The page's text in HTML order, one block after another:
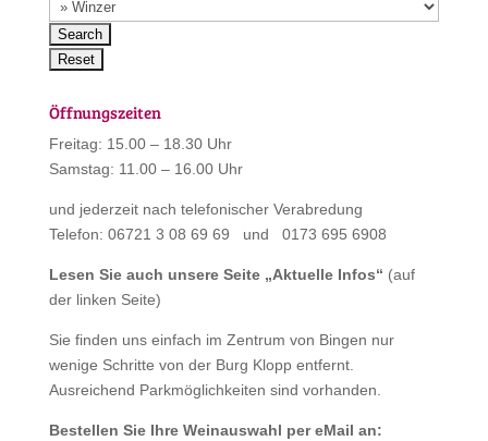
Öffnungszeiten
Freitag: 15.00 – 18.30 Uhr
Samstag: 11.00 – 16.00 Uhr
und jederzeit nach telefonischer Verabredung
Telefon: 06721 3 08 69 69 und 0173 695 6908
Lesen Sie auch unsere Seite „Aktuelle Infos“ (auf
der linken Seite)
Sie finden uns einfach im Zentrum von Bingen nur
wenige Schritte von der Burg Klopp entfernt.
Ausreichend Parkmöglichkeiten sind vorhanden.
Bestellen Sie Ihre Weinauswahl per eMail an: